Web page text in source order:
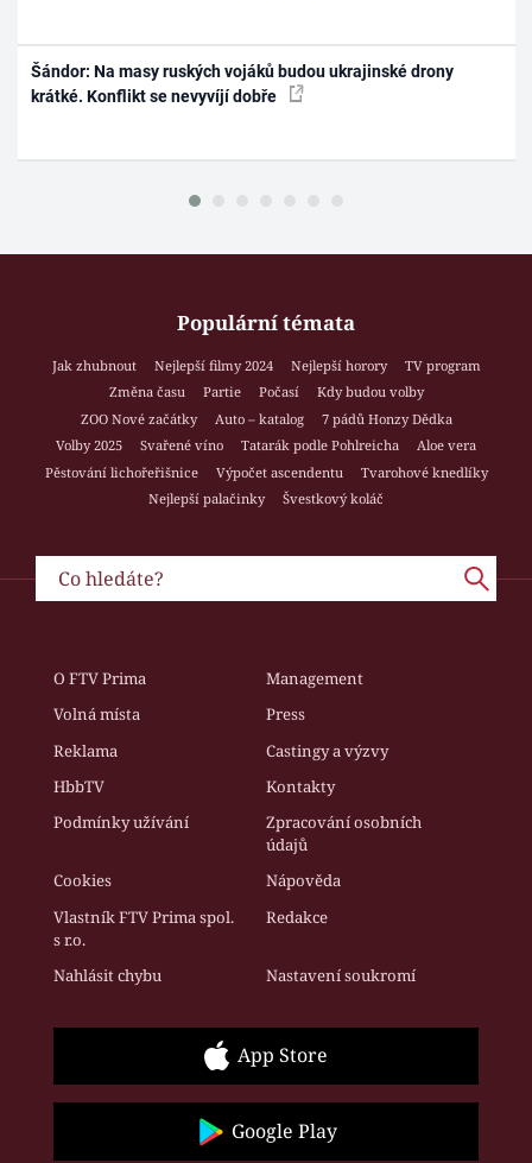
Šándor: Na masy ruských vojáků budou ukrajinské drony
krátké. Konflikt se nevyvíjí dobře
Populární témata
Jak zhubnout Nejlepší filmy 2024 Nejlepší horory
TV program
Změna času
Partie Počasí
Kdy budou volby
ZOO Nové začátky
Auto – katalog
7 pádů Honzy Dědka
Volby 2025
Svařené víno Tatarák podle Pohlreicha
Aloe vera
Pěstování lichořeřišnice
Výpočet ascendentu
Tvarohové knedlíky
Nejlepší palačinky
Švestkový koláč
O FTV Prima
Management
Volná místa
Press
Reklama
Castingy a výzvy
HbbTV
Kontakty
Podmínky užívání
Zpracování osobních
údajů
Cookies
Nápověda
Vlastník FTV Prima spol.
s r.o.
Redakce
Nahlásit chybu Nastavení soukromí
App Store
Google Play